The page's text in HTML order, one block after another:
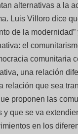
alternativas a la
Luis Villoro dice
de la modernidad”
el
comunitaria
una relación
relación que sea
proponen las
y que se va
en los